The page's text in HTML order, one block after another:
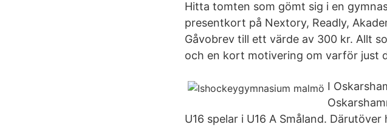
Hitta tomten som gömt sig i en
presentkort på Nextory, Readly,
Gåvobrev till ett värde av 300 kr. Allt
och en kort motivering om varför just
I
U16 spelar i U16 A Småland.